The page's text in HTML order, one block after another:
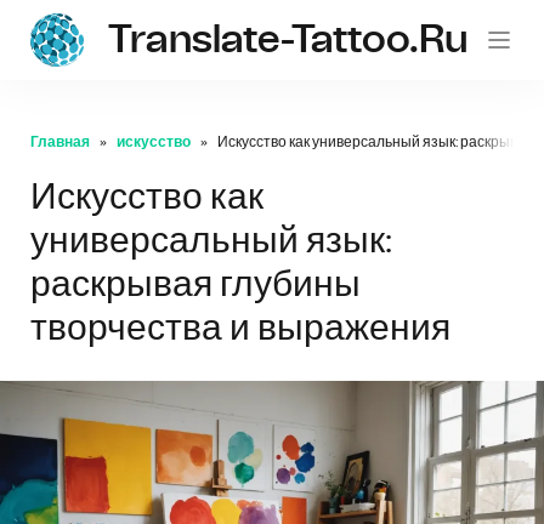
Translate-Tattoo.ru
Главная искусство Искусство как универсальный язык:
Искусство как
универсальный язык:
раскрывая глубины
творчества и выражения